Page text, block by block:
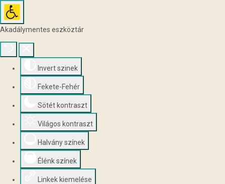
Akadálymentes eszköztár
Invert szinek
Fekete-Fehér
Sötét kontraszt
Világos kontraszt
Halvány színek
Élénk színek
Linkek kiemelése